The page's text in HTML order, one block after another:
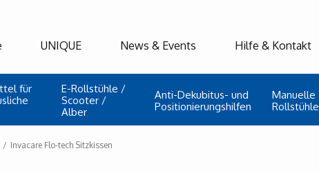
für
E-Rollstühle /
Scooter /
Alber
Anti-Dekubitus- und
Positionierungshilfen
Manuelle
Rollstühle
UNIQUE News & Events Hilfe & Kontakt
Invacare Flo-tech Sitzkissen